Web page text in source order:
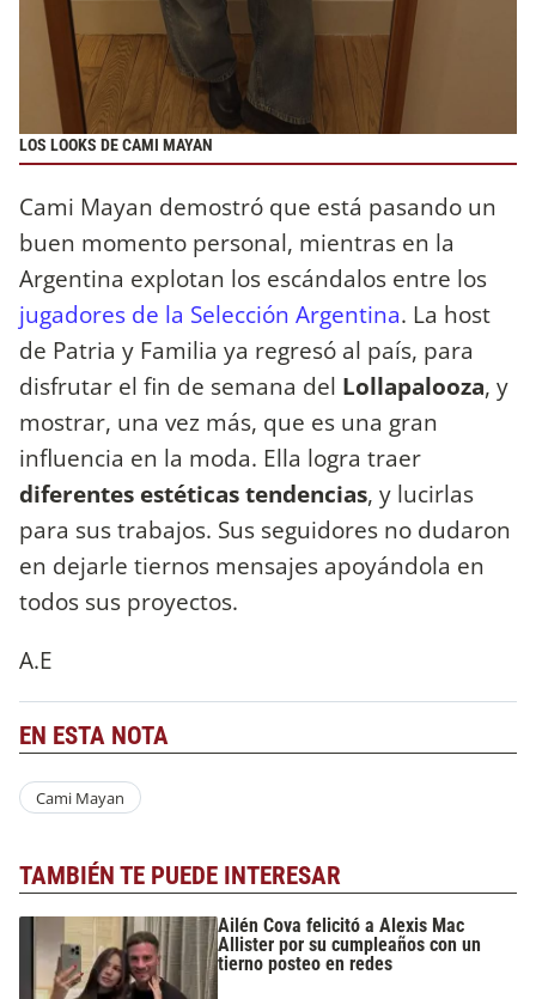
LOS LOOKS DE CAMI MAYAN
Cami Mayan demostró que está pasando un
buen momento personal, mientras en la
Argentina explotan los escándalos entre los
jugadores de la Selección Argentina. La host
de Patria y Familia ya regresó al país, para
disfrutar el fin de semana del Lollapalooza, y
mostrar, una vez más, que es una gran
influencia en la moda. Ella logra traer
diferentes estéticas tendencias, y lucirlas
para sus trabajos. Sus seguidores no dudaron
en dejarle tiernos mensajes apoyándola en
todos sus proyectos.
A.E
EN ESTA NOTA
Cami Mayan
TAMBIÉN TE PUEDE INTERESAR
Ailén Cova felicitó a Alexis Mac
Allister por su cumpleaños con un
tierno posteo en redes